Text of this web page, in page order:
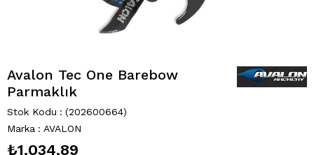
Avalon Tec One Barebow
Parmaklık
Stok Kodu
(202600664)
Marka : AVALON
₺1.034,89